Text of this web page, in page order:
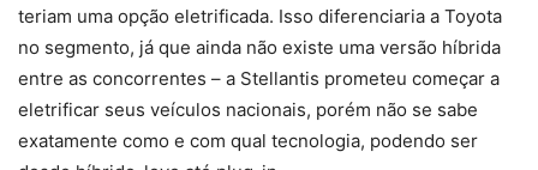
teriam uma opção eletrificada. Isso diferenciaria a Toyota
no segmento, já que ainda não existe uma versão híbrida
entre as concorrentes – a Stellantis prometeu começar a
eletrificar seus veículos nacionais, porém não se sabe
exatamente como e com qual tecnologia, podendo ser